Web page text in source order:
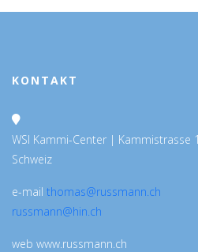
KONTAKT
WSI Kammi-Center | Kammistrasse
Schweiz
e-mail thomas@russmann.ch
russmann@hin.ch
web www.russmann.ch